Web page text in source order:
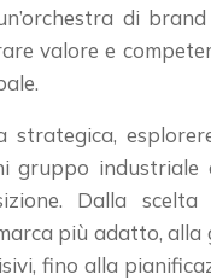
di
valore e
strategica,
gruppo industriale
Dalla
più adatto, alla
fino alla